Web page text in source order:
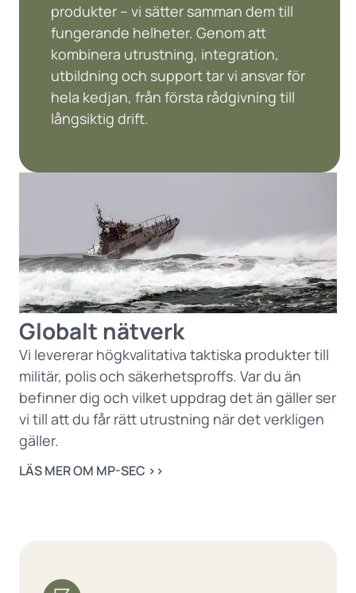
produkter – vi sätter samman dem till
fungerande helheter. Genom att
kombinera utrustning, integration,
utbildning och support tar vi ansvar för
hela kedjan, från första rådgivning till
långsiktig drift.
Globalt nätverk
Vi levererar högkvalitativa taktiska produkter till
militär, polis och säkerhetsproffs. Var du än
befinner dig och vilket uppdrag det än gäller ser
vi till att du får rätt utrustning när det verkligen
gäller.
LÄS MER OM MP-SEC ››